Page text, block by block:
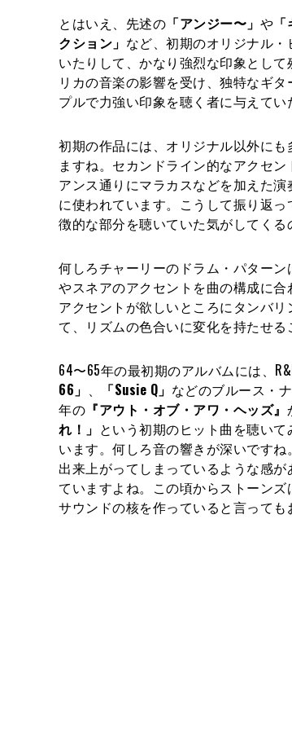
とはいえ、先述の 「アンジー〜」 や
クション」 など、初期のオリジナル
いたりして、かなり強烈な印象とし
リカの音楽の影響を受け、独特なギ
プルで力強い印象を聴く者に与えてい
初期の作品には、オリジナル以外に
ますね。セカンドライン的なアクセ
アンス通りにマラカスなどを加えた
に使われています。こうして振り返
徴的な部分を聴いていた気がしてくる
何しろチャーリーのドラム・パター
やスネアのアクセントを曲の構成に
アクセントが欲しいところにタンバ
て、リズムの色合いに変化を持たせる
64〜65年の最初期のアルバムには、
66」 、 「Susie Q」 などのブルース・
年の 『アウト・オブ・アワ・ヘッズ』
れ！」 という初期のヒット曲を聴い
います。何しろ音の響きが深いです
出来上がってしまっているような感が
ていますよね。この頃からストーン
サウンドの核を作っていると言っても